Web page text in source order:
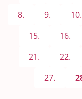
Ü100 Party -
Gesundheit &
Sport & Freizeit
8.
9. 10.
15.
16.
21.
22.
27.